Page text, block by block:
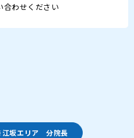
合わせください
江坂エリア 分院長